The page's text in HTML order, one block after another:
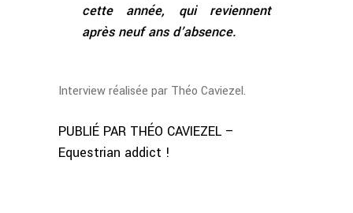
cette année, qui reviennent
après neuf ans d’absence.
Interview réalisée par Théo Caviezel.
PUBLIÉ PAR THÉO CAVIEZEL –
Equestrian addict !